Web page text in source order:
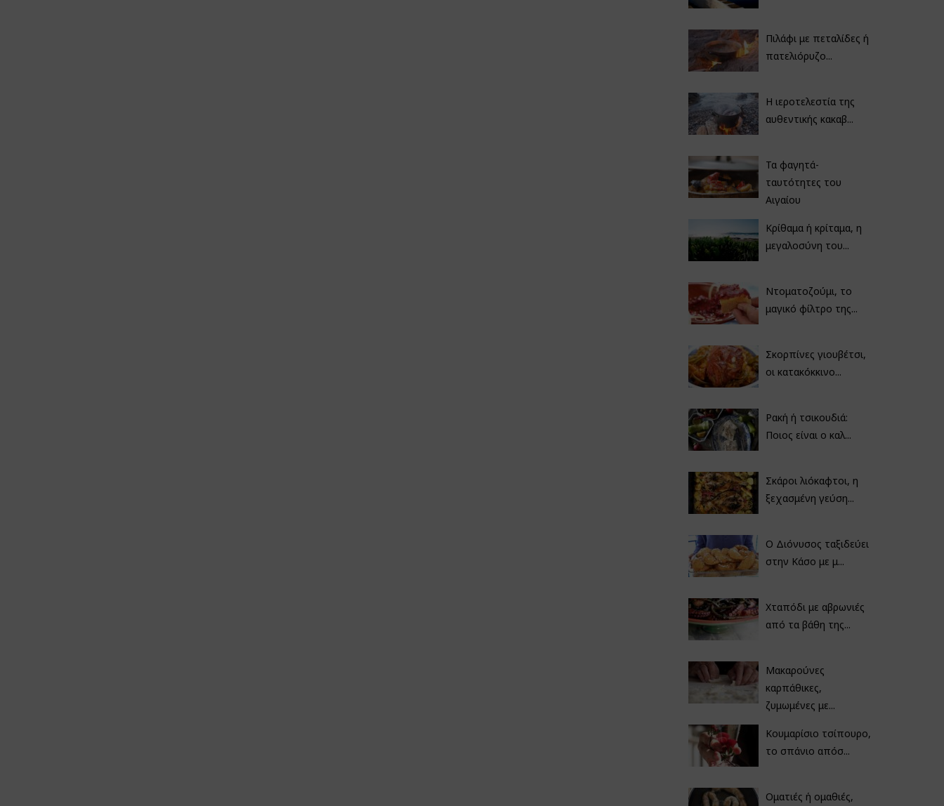
Πιλάφι με πεταλίδες ή
πατελιόρυζο...
Η ιεροτελεστία της
αυθεντικής κακαβ...
Τα φαγητά-
ταυτότητες του
Αιγαίου
Κρίθαμα ή κρίταμα, η
μεγαλοσύνη του...
Ντοματοζούμι, το
μαγικό φίλτρο της...
Σκορπίνες γιουβέτσι,
οι κατακόκκινο...
Ρακή ή τσικουδιά:
Ποιος είναι ο καλ...
Σκάροι λιόκαφτοι, η
ξεχασμένη γεύση...
Ο Διόνυσος ταξιδεύει
στην Κάσο με μ...
Χταπόδι με αβρωνιές
από τα βάθη της...
Μακαρούνες
καρπάθικες,
ζυμωμένες με...
Κουμαρίσιο τσίπουρο,
το σπάνιο απόσ...
Οματιές ή ομαθιές,